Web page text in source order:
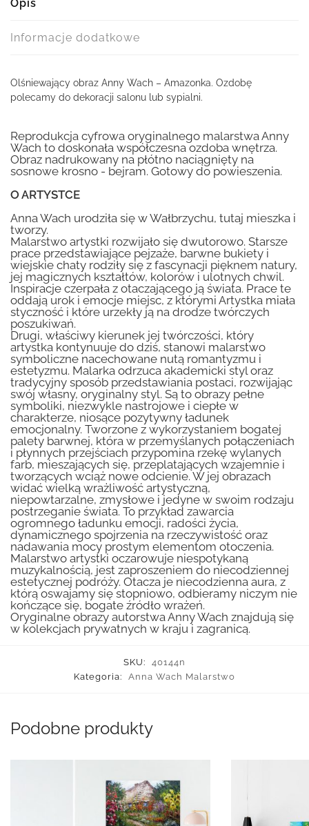
Opis
Informacje dodatkowe
Olśniewający obraz Anny Wach – Amazonka. Ozdobę
polecamy do dekoracji salonu lub sypialni.
Reprodukcja cyfrowa oryginalnego malarstwa Anny
Wach to doskonała współczesna ozdoba wnętrza.
Obraz nadrukowany na płótno naciągnięty na
sosnowe krosno - bejram. Gotowy do powieszenia.
O ARTYSTCE
Anna Wach urodziła się w Wałbrzychu, tutaj mieszka i
tworzy.
Malarstwo artystki rozwijało się dwutorowo. Starsze
prace przedstawiające pejzaże, barwne bukiety i
wiejskie chaty rodziły się z fascynacji pięknem natury,
jej magicznych kształtów, kolorów i ulotnych chwil.
Inspiracje czerpała z otaczającego ją świata. Prace te
oddają urok i emocje miejsc, z którymi Artystka miała
styczność i które urzekły ją na drodze twórczych
poszukiwań.
Drugi, właściwy kierunek jej twórczości, który
artystka kontynuuje do dziś, stanowi malarstwo
symboliczne nacechowane nutą romantyzmu i
estetyzmu. Malarka odrzuca akademicki styl oraz
tradycyjny sposób przedstawiania postaci, rozwijając
swój własny, oryginalny styl. Są to obrazy pełne
symboliki, niezwykle nastrojowe i ciepłe w
charakterze, niosące pozytywny ładunek
emocjonalny. Tworzone z wykorzystaniem bogatej
palety barwnej, która w przemyślanych połączeniach
i płynnych przejściach przypomina rzekę wylanych
farb, mieszających się, przeplatających wzajemnie i
tworzących wciąż nowe odcienie. W jej obrazach
widać wielką wrażliwość artystyczną,
niepowtarzalne, zmysłowe i jedyne w swoim rodzaju
postrzeganie świata. To przykład zawarcia
ogromnego ładunku emocji, radości życia,
dynamicznego spojrzenia na rzeczywistość oraz
nadawania mocy prostym elementom otoczenia.
Malarstwo artystki oczarowuje niespotykaną
muzykalnością, jest zaproszeniem do niecodziennej
estetycznej podróży. Otacza je niecodzienna aura, z
którą oswajamy się stopniowo, odbieramy niczym nie
kończące się, bogate źródło wrażeń.
Oryginalne obrazy autorstwa Anny Wach znajdują się
w kolekcjach prywatnych w kraju i zagranicą.
SKU:
40144n
Kategoria:
Anna Wach Malarstwo
Podobne produkty